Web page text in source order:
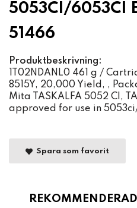
5053CI/6053CI
51466
Produktbeskrivning:
1T02NDANL0 461 g /
8515Y, 20,000 Yield, ,
Mita TASKALFA 5052 CI,
approved for use in
Spara som favorit